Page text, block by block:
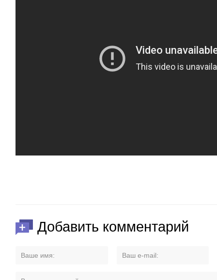
Добавить комментарий